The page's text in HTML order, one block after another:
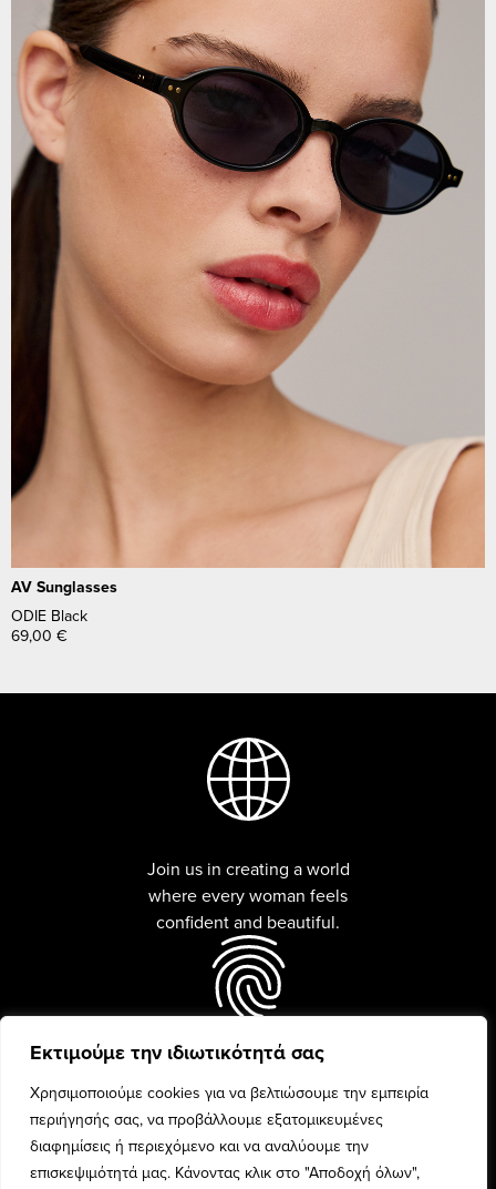
Εκτιμούμε την ιδιωτικότητά σας
Χρησιμοποιούμε cookies για να βελτιώσουμε την εμπειρία
περιήγησής σας, να προβάλλουμε εξατομικευμένες
διαφημίσεις ή περιεχόμενο και να αναλύουμε την
επισκεψιμότητά μας. Κάνοντας κλικ στο "Αποδοχή όλων",
AV Sunglasses
ODIE Black
69,00 €
Join us in creating a world
where every woman feels
confident and beautiful.
Every woman is unique and
beauty is celebrated with
confidence and pride.